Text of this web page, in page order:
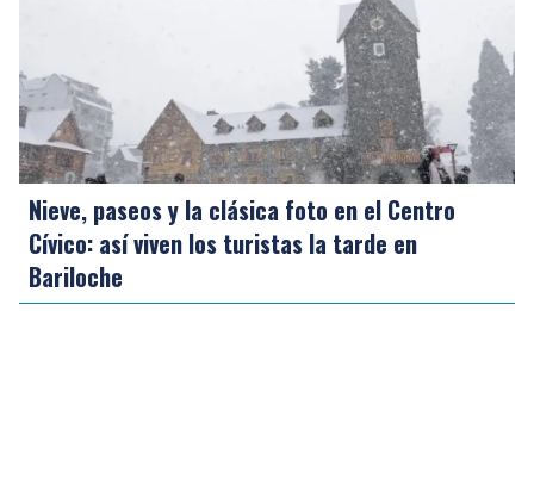
Nieve, paseos y la clásica foto en el Centro
Cívico: así viven los turistas la tarde en
Bariloche